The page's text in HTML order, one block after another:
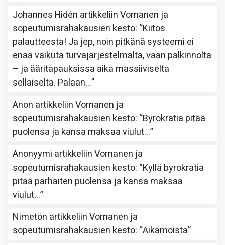
Johannes Hidén artikkeliinVornanen ja
sopeutumisrahakausien kesto: “Kiitos
palautteesta! Ja jep, noin pitkänä systeemi ei
enää vaikuta turvajärjestelmältä, vaan palkinnolta
– ja ääritapauksissa aika massiiviselta
sellaiselta. Palaan…”
Anon artikkeliinVornanen ja
sopeutumisrahakausien kesto: “Byrokratia pitää
puolensa ja kansa maksaa viulut…”
Anonyymi artikkeliinVornanen ja
sopeutumisrahakausien kesto: “Kyllä byrokratia
pitää parhaiten puolensa ja kansa maksaa
viulut…”
Nimetön artikkeliinVornanen ja
sopeutumisrahakausien kesto: “Aikamoista”